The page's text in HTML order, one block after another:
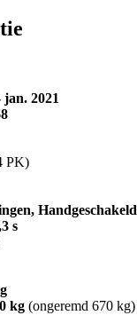
2021
PK)
Handgeschakeld
s
kg (ongeremd 670 kg)